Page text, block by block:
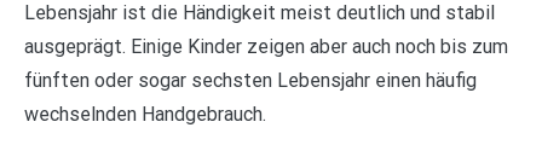
Lebensjahr ist die Händigkeit meist deutlich und stabil
ausgeprägt. Einige Kinder zeigen aber auch noch bis zum
fünften oder sogar sechsten Lebensjahr einen häufig
wechselnden Handgebrauch.